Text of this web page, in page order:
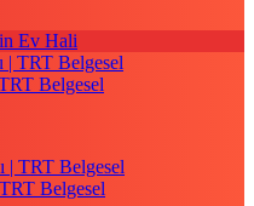
Ev Hali
Belgesel
Belgesel